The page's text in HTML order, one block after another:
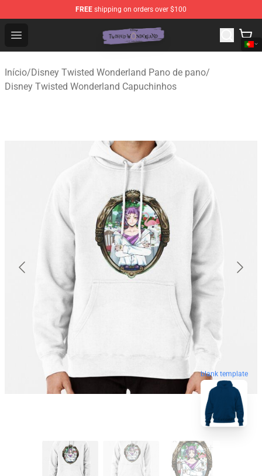
FREE shipping on orders over $100
Open menu
Twisted Wonderland Store - Official Twisted
Início/Disney Twisted Wonderland Pano de pano/
Disney Twisted Wonderland Capuchinhos
blank template